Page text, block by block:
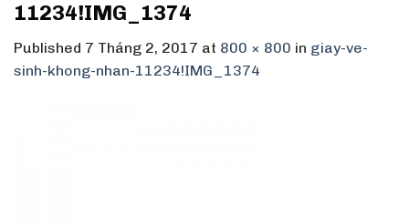
11234!IMG_1374
Published 7 Tháng 2, 2017 at 800 × 800 in giay-ve-
sinh-khong-nhan-11234!IMG_1374